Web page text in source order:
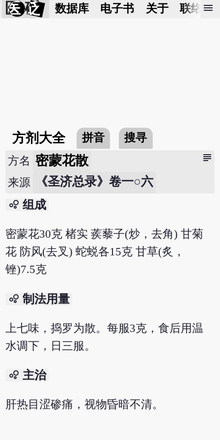
医 砭 数据库 电子书 关于 联络我
menu
方剂大全 拼音 搜寻
subject
方名 密蒙花散
来源 《圣济总录》卷一○六
bubble_chart 组成
密蒙花30克 楮实 蒺藜子(炒，去角) 甘菊
花 防风(去叉) 蛇蜕各15克 甘草(炙，
锉)7.5克
bubble_chart 制法用量
上七味，捣罗为散。每服3克，食后用温
水调下，日三服。
bubble_chart 主治
肝热目涩碜痛，视物昏暗不清。